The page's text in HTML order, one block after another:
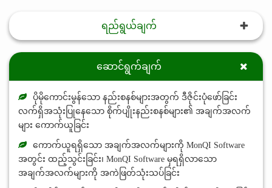
ရည်ရွယ်ချက်
ဆောင်ရွက်ချက်
ပိုမိုကောင်းမွန်သော နည်းစနစ်များအတွက် ဒီဇိုင်းပုံဖော်ခြင်း
လက်ရှိအသုံးပြုနေသော စိုက်ပျိုးနည်းစနစ်များ၏ အချက်အလက်
များ ကောက်ယူခြင်း
ကောက်ယူရရှိသော အချက်အလက်များကို MonQI Software
အတွင်း ထည့်သွင်းခြင်း၊ MonQI Software မှရရှိလာသော
အချက်အလက်များကို အကဲဖြတ်သုံးသပ်ခြင်း